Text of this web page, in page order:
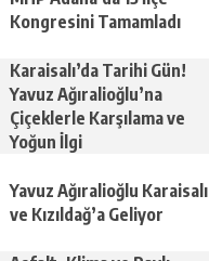
Kongresini Tamamladı
Karaisalı’da Tarihi Gün!
Yavuz Ağıralioğlu’na
Çiçeklerle Karşılama ve
Yoğun İlgi
Yavuz Ağıralioğlu Karaisalı
ve Kızıldağ’a Geliyor